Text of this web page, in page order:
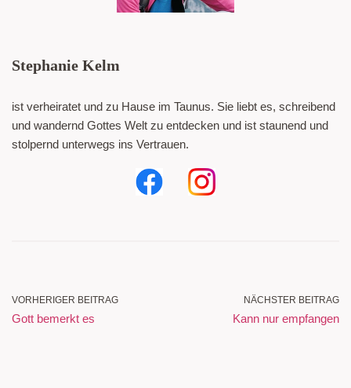
Stephanie Kelm
ist verheiratet und zu Hause im Taunus. Sie liebt es, schreibend
und wandernd Gottes Welt zu entdecken und ist staunend und
stolpernd unterwegs ins Vertrauen.
VORHERIGER BEITRAG
Gott bemerkt es
NÄCHSTER BEITRAG
Kann nur empfangen